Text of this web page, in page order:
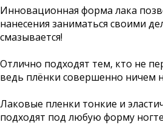
Инновационная форма лака
нанесения заниматься своими
смазывается!
Отлично подходят тем, кто не
ведь плёнки совершенно ничем
Лаковые пленки тонкие и
подходят под любую форму